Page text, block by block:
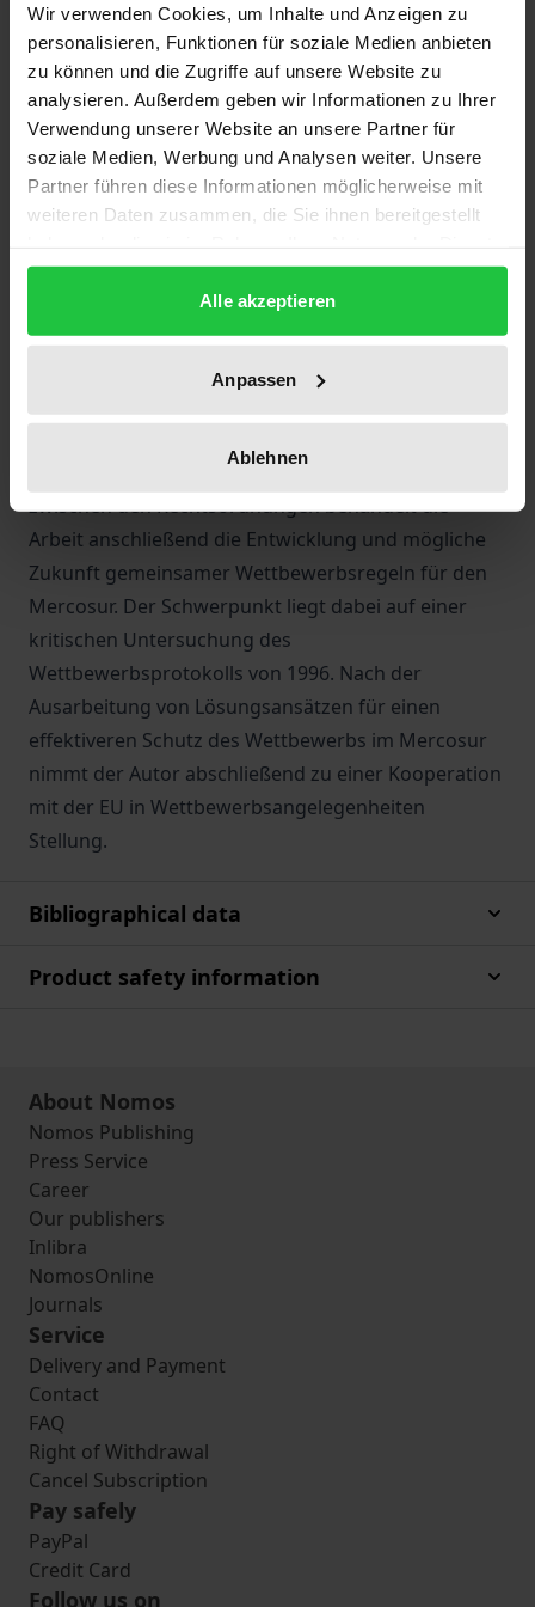
Wir verwenden Cookies, um Inhalte und Anzeigen zu
personalisieren, Funktionen für soziale Medien anbieten
zu können und die Zugriffe auf unsere Website zu
analysieren. Außerdem geben wir Informationen zu Ihrer
Verwendung unserer Website an unsere Partner für
soziale Medien, Werbung und Analysen weiter. Unsere
Partner führen diese Informationen möglicherweise mit
weiteren Daten zusammen, die Sie ihnen bereitgestellt
gesammelt haben.
Alle akzeptieren
Anpassen
Ablehnen
verabschiedet. Parallel hierzu reformierten Brasilien
und Argentinien ihre Kartellgesetze und regeln
nunmehr auch eine Zusammenschlusskontrolle. In
Uruguay wurden im Jahr 2000 spezielle
Wettbewerbsvorschriften erlassen, während in
Paraguay bislang nur ein Gesetzentwurf existiert.
untersucht die nationalen Wettbewerbsnormen
unter Einschluss des mit dem Mercosur assoziierten
Chile. Der Autor legt dabei besonderen Wert auf die
Anwendungspraxis und wertet zu diesem Zweck
aufgezeigten Parallelen und Unterschieden
zwischen den Rechtsordnungen behandelt die
Arbeit anschließend die Entwicklung und mögliche
Zukunft gemeinsamer Wettbewerbsregeln für den
Mercosur. Der Schwerpunkt liegt dabei auf einer
kritischen Untersuchung des
Wettbewerbsprotokolls von 1996. Nach der
Ausarbeitung von Lösungsansätzen für einen
effektiveren Schutz des Wettbewerbs im Mercosur
nimmt der Autor abschließend zu einer Kooperation
mit der EU in Wettbewerbsangelegenheiten
Stellung.
Bibliographical data
Product safety information
About Nomos
Nomos Publishing
Press Service
Career
Our publishers
Inlibra
NomosOnline
Journals
Service
Delivery and Payment
Contact
FAQ
Right of Withdrawal
Cancel Subscription
Pay safely
PayPal
Credit Card
Follow us on